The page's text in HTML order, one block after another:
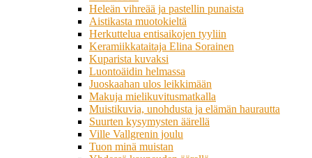
Heleän vihreää ja pastellin punaista
Aistikasta muotokieltä
Herkuttelua entisaikojen tyyliin
Keramiikkataitaja Elina Sorainen
Kuparista kuvaksi
Luontoäidin helmassa
Juoskaahan ulos leikkimään
Makuja mielikuvitusmatkalla
Muistikuvia, unohdusta ja elämän haurautta
Suurten kysymysten äärellä
Ville Vallgrenin joulu
Tuon minä muistan